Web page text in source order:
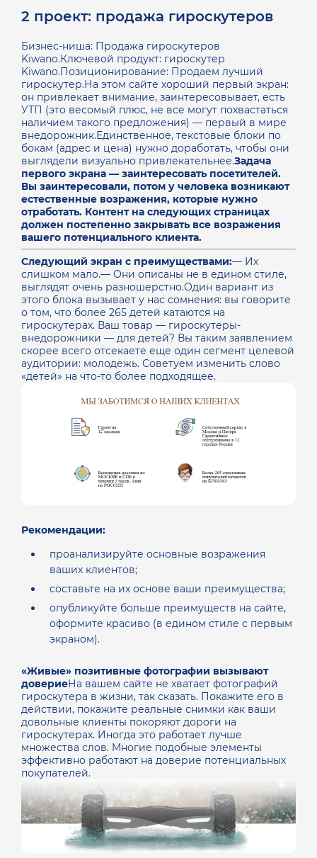
2 проект: продажа гироскутеров
Бизнес-ниша: Продажа гироскутеров
Kiwano.Ключевой продукт: гироскутер
Kiwano.Позиционирование: Продаем лучший
гироскутер.На этом сайте хороший первый экран:
он привлекает внимание, заинтересовывает, есть
УТП (это весомый плюс, не все могут похвастаться
наличием такого предложения) — первый в мире
внедорожник.Единственное, текстовые блоки по
бокам (адрес и цена) нужно доработать, чтобы они
выглядели визуально привлекательнее.Задача
первого экрана — заинтересовать посетителей.
Вы заинтересовали, потом у человека возникают
естественные возражения, которые нужно
отработать. Контент на следующих страницах
должен постепенно закрывать все возражения
вашего потенциального клиента.
Следующий экран с преимуществами:— Их
слишком мало.— Они описаны не в едином стиле,
выглядят очень разношерстно.Один вариант из
этого блока вызывает у нас сомнения: вы говорите
о том, что более 265 детей катаются на
гироскутерах. Ваш товар — гироскутеры-
внедорожники — для детей? Вы таким заявлением
скорее всего отсекаете еще один сегмент целевой
аудитории: молодежь. Советуем изменить слово
«детей» на что-то более подходящее.
Рекомендации:
проанализируйте основные возражения
ваших клиентов;
составьте на их основе ваши преимущества;
опубликуйте больше преимуществ на сайте,
оформите красиво (в едином стиле с первым
экраном).
«Живые» позитивные фотографии вызывают
довериеНа вашем сайте не хватает фотографий
гироскутера в жизни, так сказать. Покажите его в
действии, покажите реальные снимки как ваши
довольные клиенты покоряют дороги на
гироскутерах. Иногда это работает лучше
множества слов. Многие подобные элементы
эффективно работают на доверие потенциальных
покупателей.